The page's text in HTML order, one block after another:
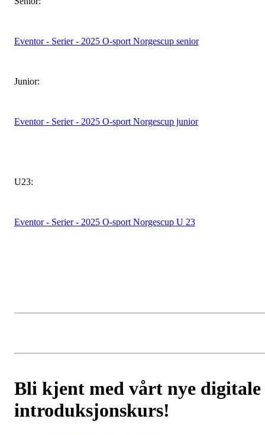
Eventor - Serier - 2025 O-sport Norgescup senior
Junior:
Eventor - Serier - 2025 O-sport Norgescup junior
U23:
Eventor - Serier - 2025 O-sport Norgescup U 23
Bli kjent med vårt nye digitale
introduksjonskurs!